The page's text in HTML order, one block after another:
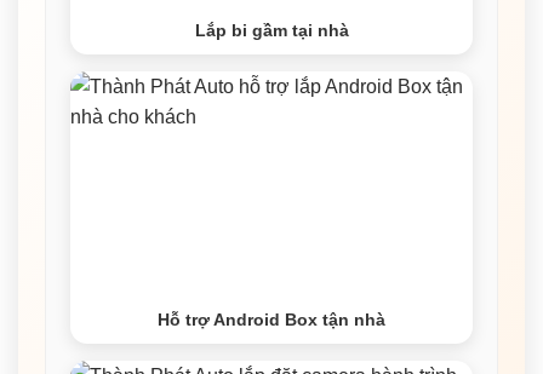
Lắp bi gầm tại nhà
Hỗ trợ Android Box tận nhà